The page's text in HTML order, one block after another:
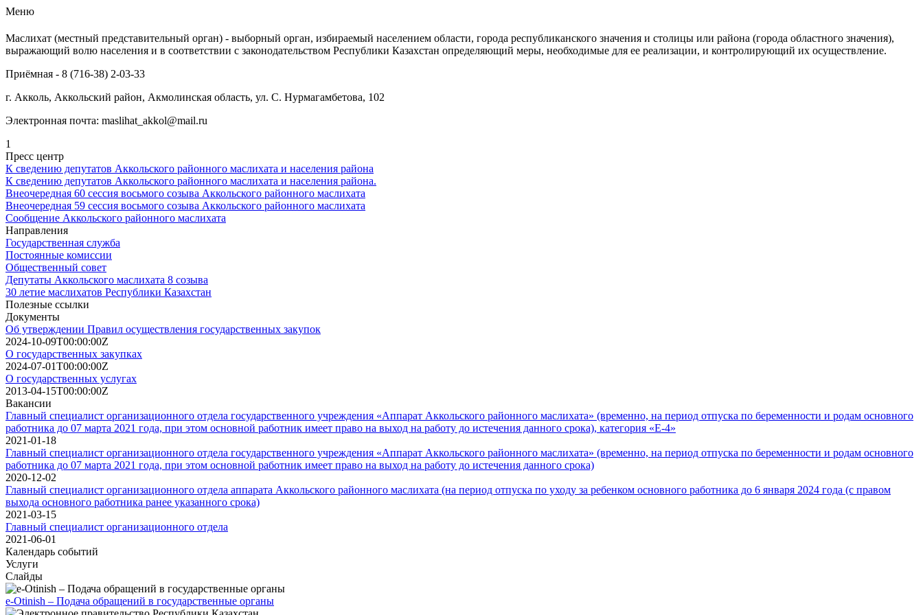
Меню
Маслихат (местный представительный орган) - выборный орган, избираемый населением области, города республиканского значения и столицы или района (города областного значения),
выражающий волю населения и в соответствии с законодательством Республики Казахстан определяющий меры, необходимые для ее реализации, и контролирующий их осуществление.
Приёмная - 8 (716-38) 2-03-33
г. Акколь, Аккольский район, Акмолинская область, ул. С. Нурмагамбетова, 102
Электронная почта: maslihat_akkol@mail.ru
1
Пресс центр
К сведению депутатов Аккольского районного маслихата и населения района
К сведению депутатов Аккольского районного маслихата и населения района.
Внеочередная 60 сессия восьмого созыва Аккольского районного маслихата
Внеочередная 59 сессия восьмого созыва Аккольского районного маслихата
Сообщение Аккольского районного маслихата
Направления
Государственная служба
Постоянные комиссии
Общественный совет
Депутаты Аккольского маслихата 8 созыва
30 летие маслихатов Республики Казахстан
Полезные ссылки
Документы
Об утверждении Правил осуществления государственных закупок
2024-10-09T00:00:00Z
О государственных закупках
2024-07-01T00:00:00Z
О государственных услугах
2013-04-15T00:00:00Z
Вакансии
Главный специалист организационного отдела государственного учреждения «Аппарат Аккольского районного маслихата» (временно, на период отпуска по беременности и родам основного
работника до 07 марта 2021 года, при этом основной работник имеет право на выход на работу до истечения данного срока), категория «Е-4»
2021-01-18
Главный специалист организационного отдела государственного учреждения «Аппарат Аккольского районного маслихата» (временно, на период отпуска по беременности и родам основного
работника до 07 марта 2021 года, при этом основной работник имеет право на выход на работу до истечения данного срока)
2020-12-02
Главный специалист организационного отдела аппарата Аккольского районного маслихата (на период отпуска по уходу за ребенком основного работника до 6 января 2024 года (с правом
выхода основного работника ранее указанного срока)
2021-03-15
Главный специалист организационного отдела
2021-06-01
Календарь событий
Услуги
Слайды
e-Otinish – Подача обращений в государственные органы